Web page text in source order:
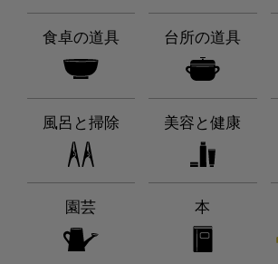
食卓の道具 台所の道具
風呂と掃除 美容と健康
園芸 本